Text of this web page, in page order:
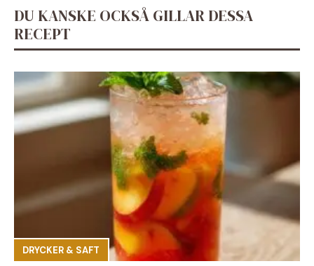
DU KANSKE OCKSÅ GILLAR DESSA
RECEPT
DRYCKER & SAFT